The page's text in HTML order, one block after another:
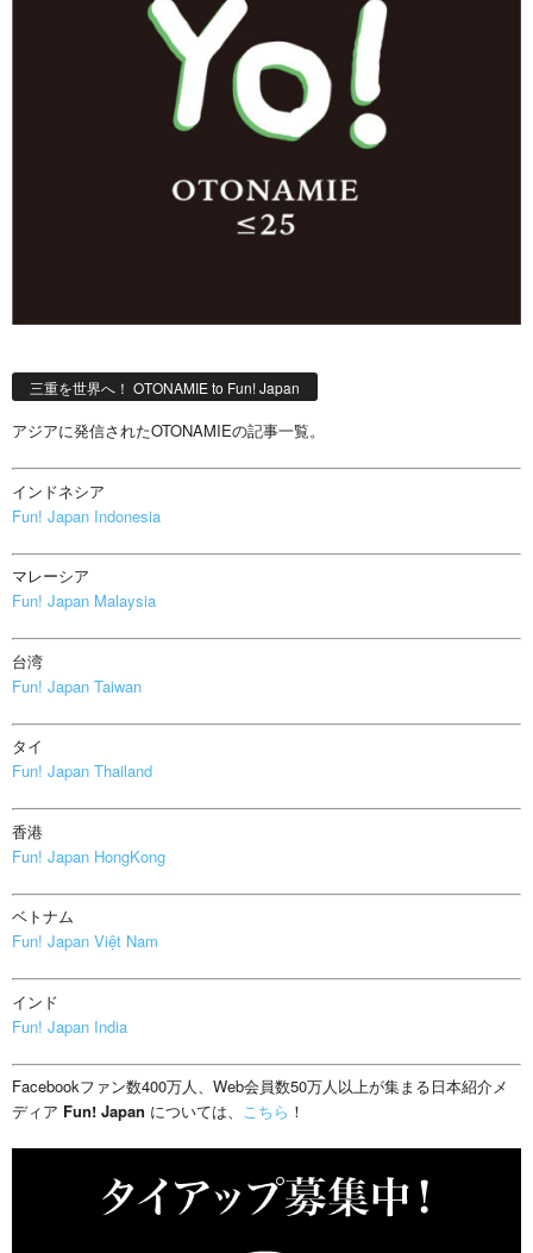
三重を世界へ！ OTONAMIE to Fun! Japan
アジアに発信されたOTONAMIEの記事一覧。
インドネシア
Fun! Japan Indonesia
マレーシア
Fun! Japan Malaysia
台湾
Fun! Japan Taiwan
タイ
Fun! Japan Thailand
香港
Fun! Japan HongKong
ベトナム
Fun! Japan Việt Nam
インド
Fun! Japan India
Facebookファン数400万人、Web会員数50万人以上が集まる日本紹介メ
ディア Fun! Japan については、 こちら ！